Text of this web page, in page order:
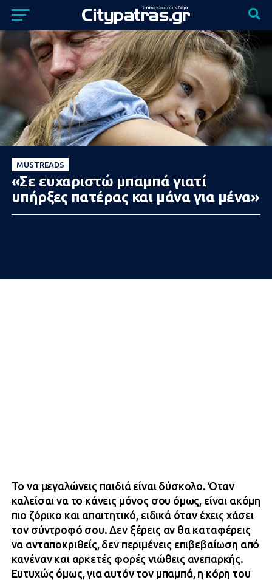
MUSTREADS
«Σε ευχαριστώ μπαμπά γιατί
υπήρξες πατέρας και μάνα για μένα»
Το να μεγαλώνεις παιδιά είναι δύσκολο. Όταν
καλείσαι να το κάνεις μόνος σου όμως, είναι ακόμη
πιο ζόρικο και απαιτητικό, ειδικά όταν έχεις χάσει
τον σύντροφό σου. Δεν ξέρεις αν θα καταφέρεις
να ανταποκριθείς, δεν περιμένεις επιβεβαίωση από
κανέναν και αρκετές φορές νιώθεις ανεπαρκής.
Ευτυχώς όμως, για αυτόν τον μπαμπά, η κόρη του